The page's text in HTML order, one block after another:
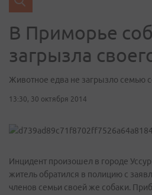
В Приморье
загрызла
Животное едва не загрызло семью
13:30, 30 октября 2014
Инцидент произошел в городе
житель обратился в полицию с
членов семьи своей же собаки.